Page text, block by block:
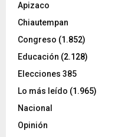
Apizaco
Chiautempan
Congreso (1.852)
Educación (2.128)
Elecciones 385
Lo más leído (1.965)
Nacional
Opinión